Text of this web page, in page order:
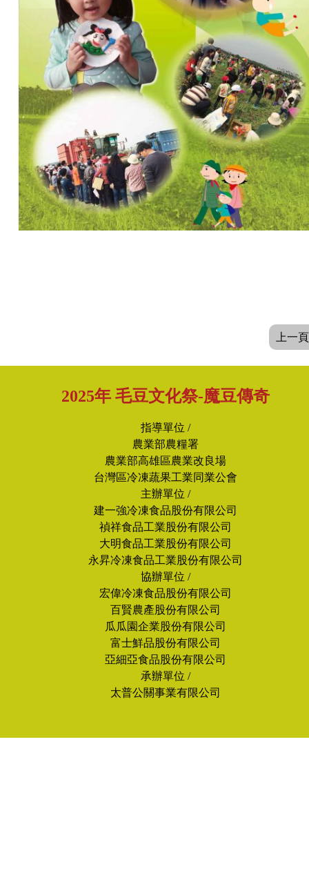
上一頁
2025年 毛豆文化祭-魔豆傳奇
指導單位 /
農業部農糧署
農業部高雄區農業改良場
台灣區冷凍蔬果工業同業公會
主辦單位 /
建一強冷凍食品股份有限公司
禎祥食品工業股份有限公司
大明食品工業股份有限公司
永昇冷凍食品工業股份有限公司
協辦單位 /
宏偉冷凍食品股份有限公司
百賢農產股份有限公司
瓜瓜園企業股份有限公司
富士鮮品股份有限公司
亞細亞食品股份有限公司
承辦單位 /
太普公關事業有限公司